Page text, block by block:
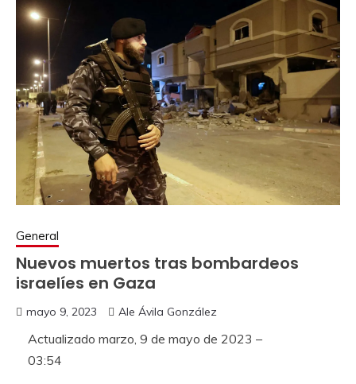
General
Nuevos muertos tras bombardeos
israelíes en Gaza
mayo 9, 2023 Ale Ávila González
Actualizado marzo, 9 de mayo de 2023 –
03:54